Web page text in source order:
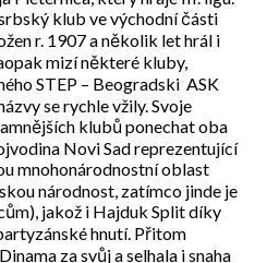
klub ve východní části
r. 1907 a několik let hrál i
mizí některé kluby,
STEP – Beogradski ASK
se rychle vžily. Svoje
klubů ponechat oba
Novi Sad reprezentující
mnohonárodnostní oblast
národnost, zatímco jinde je
jakož i Hajduk Split díky
hnutí. Přitom
za svůj a selhala i snaha